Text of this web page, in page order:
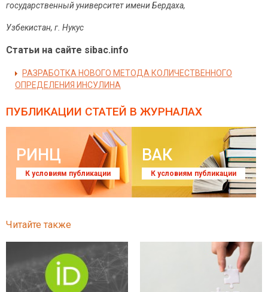
государственный университет имени Бердаха,
Узбекистан, г. Нукус
Статьи на сайте sibac.info
РАЗРАБОТКА НОВОГО МЕТОДА КОЛИЧЕСТВЕННОГО
ОПРЕДЕЛЕНИЯ ИНСУЛИНА
ПУБЛИКАЦИИ СТАТЕЙ В ЖУРНАЛАХ
РИНЦ
К условиям публикации
ВАК
К условиям публикации
Читайте также